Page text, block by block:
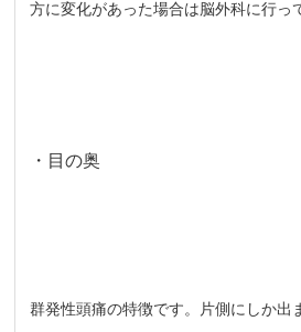
方に変化があった場合は脳外科に行っ
・目の奥
群発性頭痛の特徴です。片側にしか出